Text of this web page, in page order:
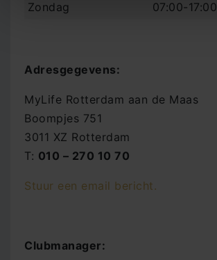
Zondag
07:00-17:00
Adresgegevens:
MyLife Rotterdam aan de Maas
Boompjes 751
3011 XZ Rotterdam
T: 010 – 270 10 70
Stuur een email bericht.
Clubmanager: